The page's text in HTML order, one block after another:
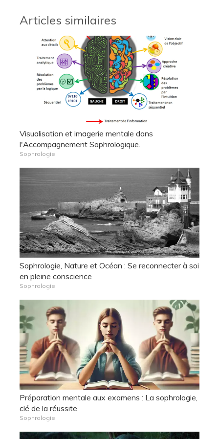
Articles similaires
Visualisation et imagerie mentale dans
l'Accompagnement Sophrologique.
Sophrologie
Sophrologie, Nature et Océan : Se reconnecter à soi
en pleine conscience
Sophrologie
Préparation mentale aux examens : La sophrologie,
clé de la réussite
Sophrologie